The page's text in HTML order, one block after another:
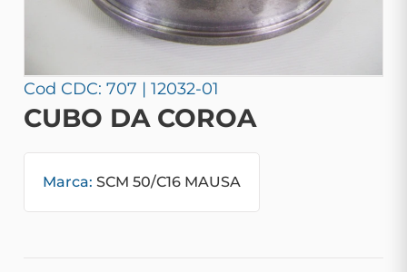
Cod CDC: 707 | 12032-01
CUBO DA COROA
Marca: SCM 50/C16 MAUSA